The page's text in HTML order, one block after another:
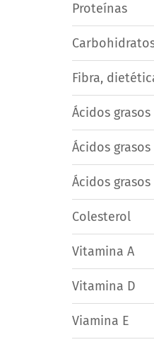
Proteínas
Fibra,
Ácidos
Ácidos
Ácidos
Colesterol
Vitamina A
Vitamina D
Viamina E